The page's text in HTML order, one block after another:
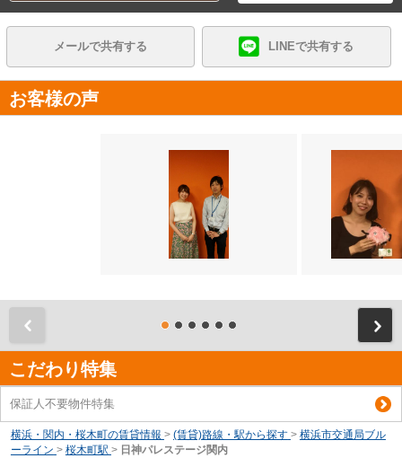
メールで共有する LINEで共有する
お客様の声
こだわり特集
保証人不要物件特集
横浜・関内・桜木町の賃貸情報 > (賃貸)路線・駅から探す > 横浜市交通局ブル
ーライン > 桜木町駅 > 日神パレステージ関内